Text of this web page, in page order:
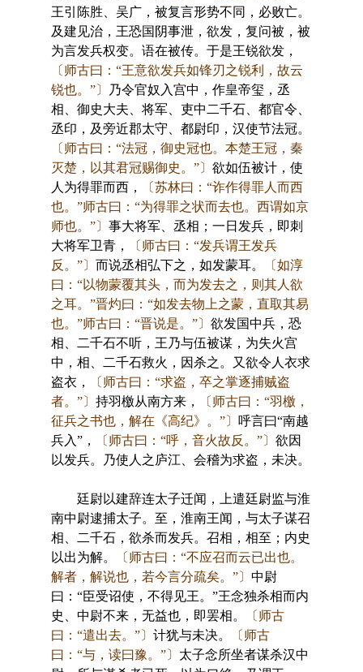
王引陈胜、吴广，被复言形势不同，必败亡。
及建见治，王恐国阴事泄，欲发，复问被，被
为言发兵权变。语在被传。于是王锐欲发，
〔师古曰：“王意欲发兵如锋刃之锐利，故云
锐也。”〕
乃令官奴入宫中，作皇帝玺，丞
相、御史大夫、将军、吏中二千石、都官令、
丞印，及旁近郡太守、都尉印，汉使节法冠。
〔师古曰：“法冠，御史冠也。本楚王冠，秦
灭楚，以其君冠赐御史。”〕 欲如伍被计，使
人为得罪而西，
〔苏林曰：“诈作得罪人而西
也。”师古曰：“为得罪之状而去也。西谓如京
师也。”〕 事大将军、丞相；一日发兵，即刺
大将军卫青，
〔师古曰：“发兵谓王发兵
反。”〕 而说丞相弘下之，如发蒙耳。
〔如淳
曰：“以物蒙覆其头，而为发去之，则其人欲
之耳。”晋灼曰：“如发去物上之蒙，直取其易
也。”师古曰：“晋说是。”〕 欲发国中兵，恐
相、二千石不听，王乃与伍被谋，为失火宫
中，相、二千石救火，因杀之。又欲令人衣求
盗衣，
〔师古曰：“求盗，卒之掌逐捕贼盗
者。”〕 持羽檄从南方来，
〔师古曰：“羽檄，
征兵之书也，解在《高纪》。”〕 呼言曰“南越
兵入”，
〔师古曰：“呼，音火故反。”〕 欲因
以发兵。乃使人之庐江、会稽为求盗，未决。
廷尉以建辞连太子迁闻，上遣廷尉监与淮
南中尉逮捕太子。至，淮南王闻，与太子谋召
相、二千石，欲杀而发兵。召相，相至；内史
以出为解。
〔师古曰：“不应召而云已出也。
解者，解说也，若今言分疏矣。”〕 中尉
曰：“臣受诏使，不得见王。”王念独杀相而内
史、中尉不来，无益也，即罢相。
〔师古
曰：“遣出去。”〕 计犹与未决。
〔师古
曰：“与，读曰豫。”〕 太子念所坐者谋杀汉中